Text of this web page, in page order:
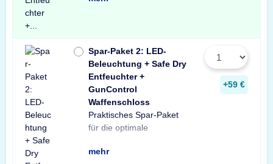
Spar-Paket 2: LED-
Beleuchtung + Safe Dry
Entfeuchter +
GunControl
Waffenschloss
Praktisches Spar-Paket
für die optimale
Ausstattung Ihres
Waffenschranks. Das
Spar-Paket besteht aus
einer X-Light LED-
Tresorbeleuchtung mit
Bewegungssensor, einem
Safe Dry Entfeuchter für
Schränke und Tresore
sowie einem GunControl
Waffenschloss. Profitieren
Sie von dem
unschlagbaren
mehr
+59 €